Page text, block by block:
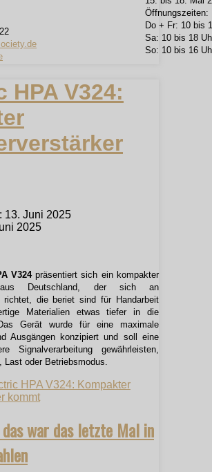
Öffnungszeiten:
Do + Fr: 10 bis
Sa: 10 bis 18
So: 10 bis 16
HPA V324:
13. Juni 2025
2025
V324präsentiert sich ein kompakter
aus Deutschland, der sich an
richtet, die beriet sind für Handarbeit
Materialien etwas tiefer in die
Gerät wurde für eine maximale
Ausgängen konzipiert und soll eine
Signalverarbeitung gewährleisten,
Last oder Betriebsmodus.
HPA V324: Kompakter
kommt
war das letzte Mal in